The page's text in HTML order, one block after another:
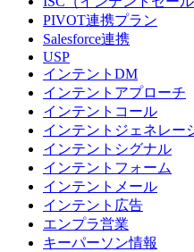
PIVOT連携プラン
Salesforce連携
USP
インテントDM
インテントアプローチ
インテントコール
インテントジェネレー
インテントシグナル
インテントフォーム
インテントメール
インテント広告
エンプラ営業
キーパーソン情報